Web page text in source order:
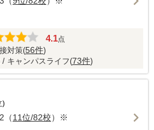
4.1点
対策(56件)
/ キャンパスライフ(73件)
)
（11位/82校）※